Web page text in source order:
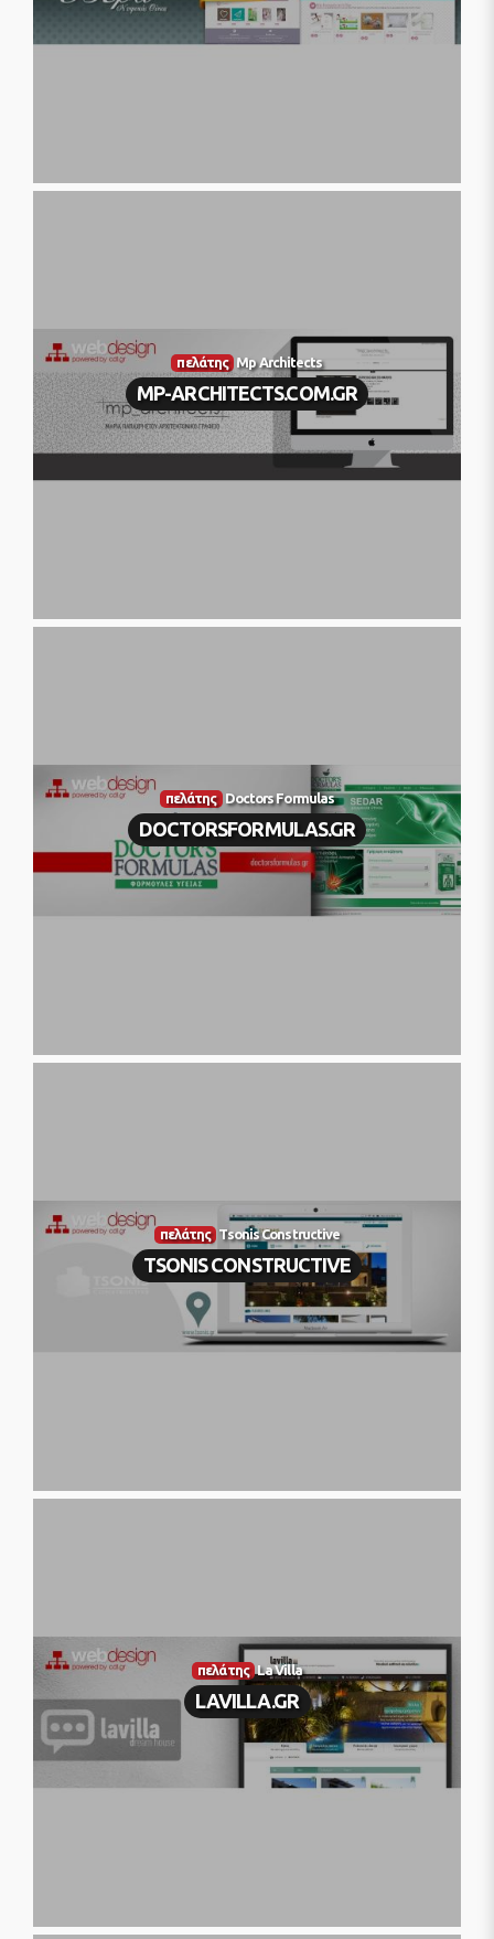
πελάτης Mp Architects
MP-ARCHITECTS.COM.GR
πελάτης Doctors Formulas
DOCTORSFORMULAS.GR
πελάτης Tsonis Constructive
TSONIS CONSTRUCTIVE
πελάτης La Villa
LAVILLA.GR